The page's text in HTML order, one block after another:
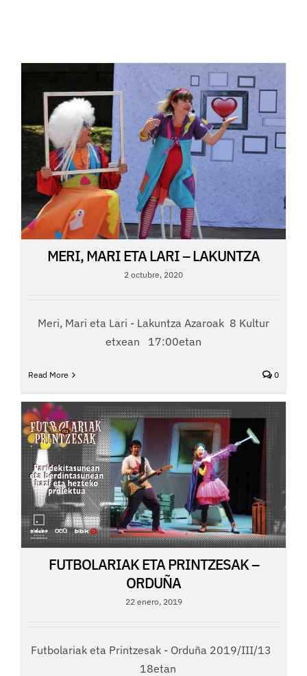
MERI, MARI ETA LARI – LAKUNTZA
2 octubre, 2020
Meri, Mari eta Lari - Lakuntza Azaroak 8 Kultur
etxean 17:00etan
Read More 0
FUTBOLARIAK ETA PRINTZESAK –
ORDUÑA
22 enero, 2019
Futbolariak eta Printzesak - Orduña 2019/III/13
18etan